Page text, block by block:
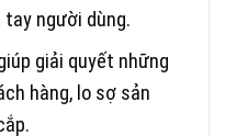
tay người dùng.
giải quyết những
hàng, lo sợ sản